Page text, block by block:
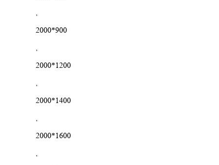
,
2000*900
,
2000*1200
,
2000*1400
,
2000*1600
,